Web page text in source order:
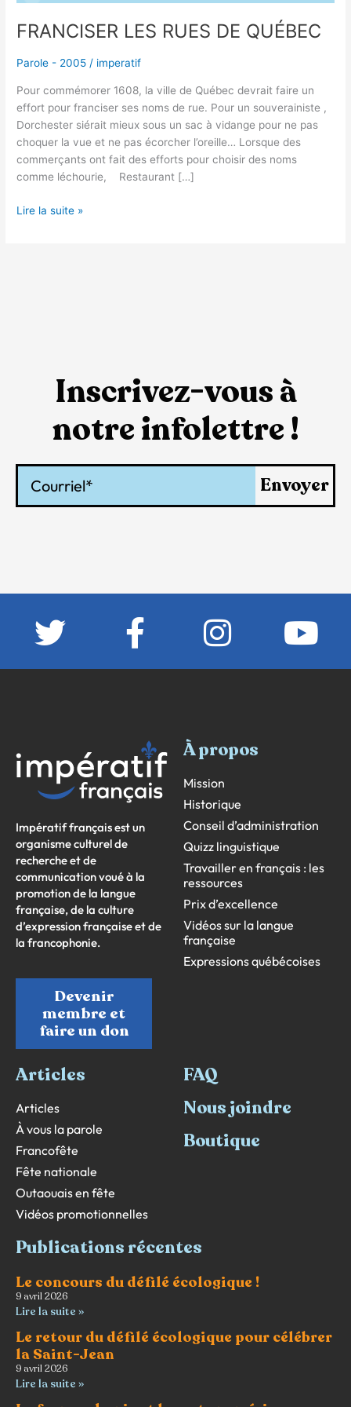
FRANCISER LES RUES DE QUÉBEC
Parole - 2005 / imperatif
Pour commémorer 1608, la ville de Québec devrait faire un
effort pour franciser ses noms de rue. Pour un souverainiste ,
Dorchester siérait mieux sous un sac à vidange pour ne pas
choquer la vue et ne pas écorcher l’oreille… Lorsque des
commerçants ont fait des efforts pour choisir des noms
comme léchourie, Restaurant […]
Lire la suite »
Inscrivez-vous à
notre infolettre !
Envoyer
Impératif français est un
organisme culturel de
recherche et de
communication voué à la
promotion de la langue
française, de la culture
d’expression française et de
la francophonie.
Devenir
membre et
faire un don
À propos
Mission
Historique
Conseil d’administration
Quizz linguistique
Travailler en français : les
ressources
Prix d’excellence
Vidéos sur la langue
française
Expressions québécoises
Articles
Articles
À vous la parole
Francofête
Fête nationale
Outaouais en fête
Vidéos promotionnelles
FAQ
Nous joindre
Boutique
Publications récentes
Le concours du défilé écologique !
9 avril 2026
Lire la suite »
Le retour du défilé écologique pour célébrer
la Saint-Jean
9 avril 2026
Lire la suite »